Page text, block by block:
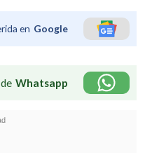
en Google
Whatsapp